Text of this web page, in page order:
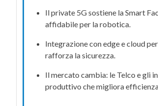
Ilprivate 5Gsostiene laSmart
affidabile per larobotica.
Integrazione conedgee cloud
rafforza lasicurezza.
Il mercato cambia: le Telco e gli
produttivo che migliora